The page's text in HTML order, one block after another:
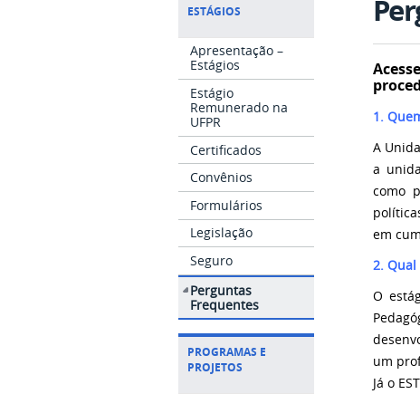
ESTÁGIOS
Apresentação –
Estágios
Estágio
Remunerado na
UFPR
Certificados
Convênios
Formulários
Legislação
Seguro
Perguntas
Frequentes
PROGRAMAS E
PROJETOS
1.
A
a
como
em
2. Qual
O
um
Já o